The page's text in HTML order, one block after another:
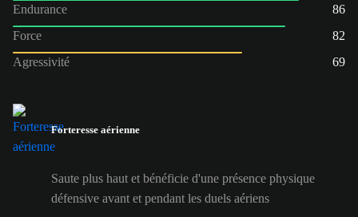
Endurance
86
Force
82
Agressivité
69
Forteresse aérienne
Saute plus haut et bénéficie d'une présence physique
défensive avant et pendant les duels aériens